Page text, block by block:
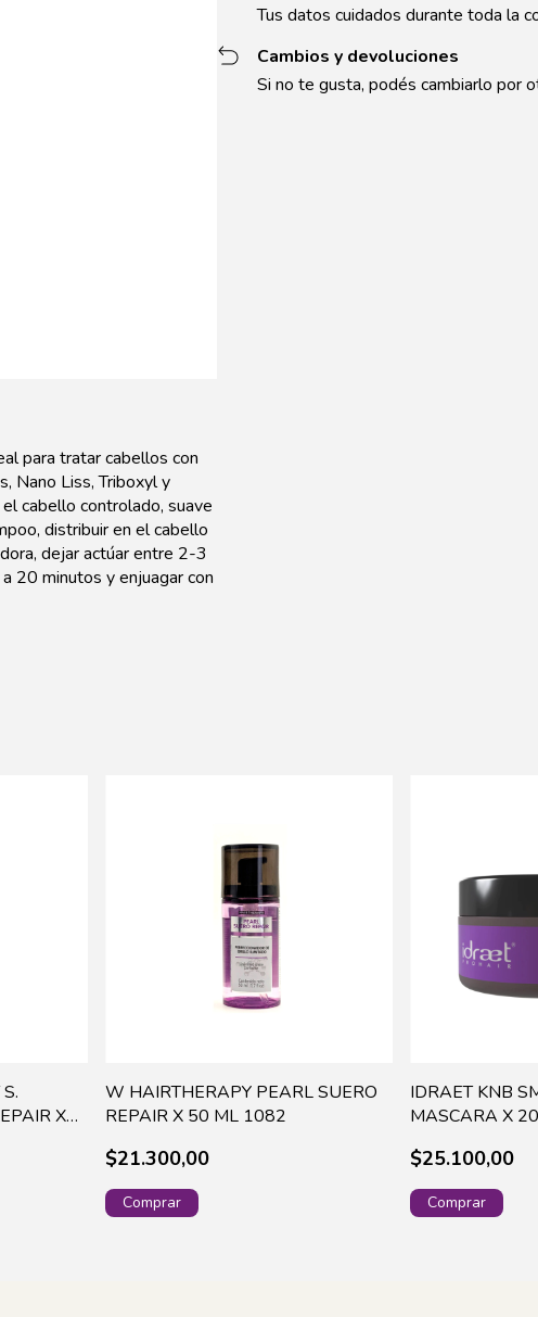
Tus datos cuidados durante toda la
Cambios y devoluciones
Si no te gusta, podés cambiarlo por
para tratar cabellos con
Nano Liss, Triboxyl y
cabello controlado, suave
distribuir en el cabello
dejar actúar entre 2-3
20 minutos y enjuagar con
X
W HAIRTHERAPY PEARL SUERO
REPAIR X 50 ML 1082
$21.300,00
IDRAET KNB
MASCARA X
$25.100,00